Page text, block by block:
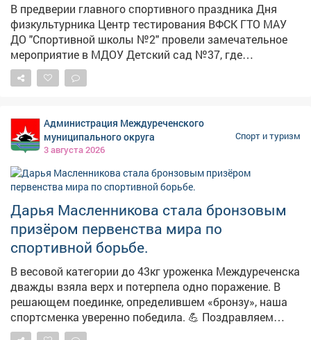
В предверии главного спортивного праздника Дня
физкультурника Центр тестирования ВФСК ГТО МАУ
ДО "Спортивной школы №2" провели замечательное
мероприятие в МДОУ Детский сад №37, где
познакомил малышей с комплексом "Готов к труду и
обороне" - Талисманы ГТО - зайка Лиза и леопард Вика
упражнений нескольких видов испытаний. Малыши с
азартом и интересом выполняли задания которые для
них подготовили талисманы ,узнали о важности
Мероприятие прошло в игровой форме, что сделало
мероприятие увлекательным для всех участников.
Такие встречи играют важную роль в приобщении
детей к здоровому образу жизни. Комплекс ГТО не
только развивает физические качества, но и
формирует у детей правильные жизненные ценности:
целеустремленность, дисциплину и стремление к
самосовершенствованию. Присоединяйтесь и вы к
движению ГТО в городе Новокузнецке!
Администрация Междуреченского
муниципального округа
3 августа 2026
Спорт и туризм
Дарья Масленникова стала бронзовым
призёром первенства мира по
спортивной борьбе.
В весовой категории до 43кг уроженка Междуреченска
дважды взяла верх и потерпела одно поражение. В
решающем поединке, определившем «бронзу», наша
спортсменка уверенно победила. 💪 Поздравляем
Дарью от имени всех междуреченцев, так держать!